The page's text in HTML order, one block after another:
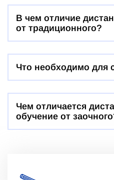
В чем отличие
от традиционного?
Что необходимо для
Чем отличается
обучение от